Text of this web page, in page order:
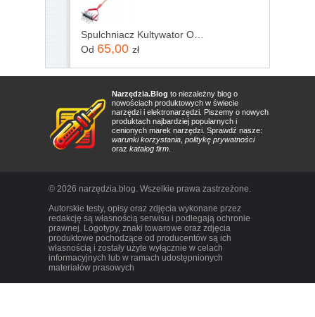
Od 65,00 zł
Narzędzia.Blog to niezależny blog o
nowościach produktowych w świecie
narzędzi i elektronarzędzi. Piszemy o nowych
produktach najbardziej popularnych i
cenionych marek narzędzi. Sprawdź nasze:
warunki korzystania politykę prywatności
oraz katalog firm
© 2026 narzędzia.blog. Wszelkie prawa zastrzeżone.
Autorskie testy, opisy oraz zdjęcia wykonane przez
redakcję są własnością serwisu i podlegają ochronie
prawnej. Logotypy, znaki towarowe oraz zdjęcia
produktowe pochodzące od producentów są ich
własnością i zostały użyte wyłącznie w celach
informacyjnych lub w ramach udostępnionych
materiałów prasowych